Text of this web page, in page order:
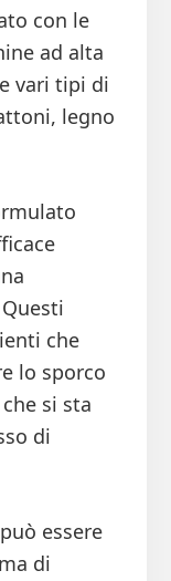
con le
ad alta
vari tipi di
legno
che
lo sporco
si sta
di
essere
di